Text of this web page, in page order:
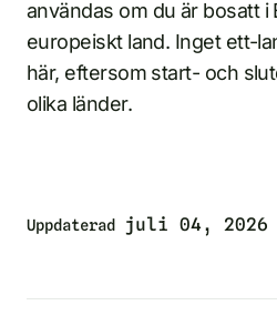
användas om du är bosatt i
europeiskt land. Inget ett-
här, eftersom start- och
olika länder.
Uppdaterad juli 04, 2026